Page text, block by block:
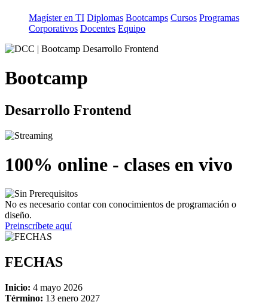
Magíster en TI Diplomas Bootcamps Cursos Programas
Corporativos Docentes Equipo
Bootcamp
Desarrollo Frontend
100% online - clases en vivo
No es necesario contar con conocimientos de programación o
diseño.
Preinscríbete aquí
FECHAS
Inicio: 4 mayo 2026
Término: 13 enero 2027